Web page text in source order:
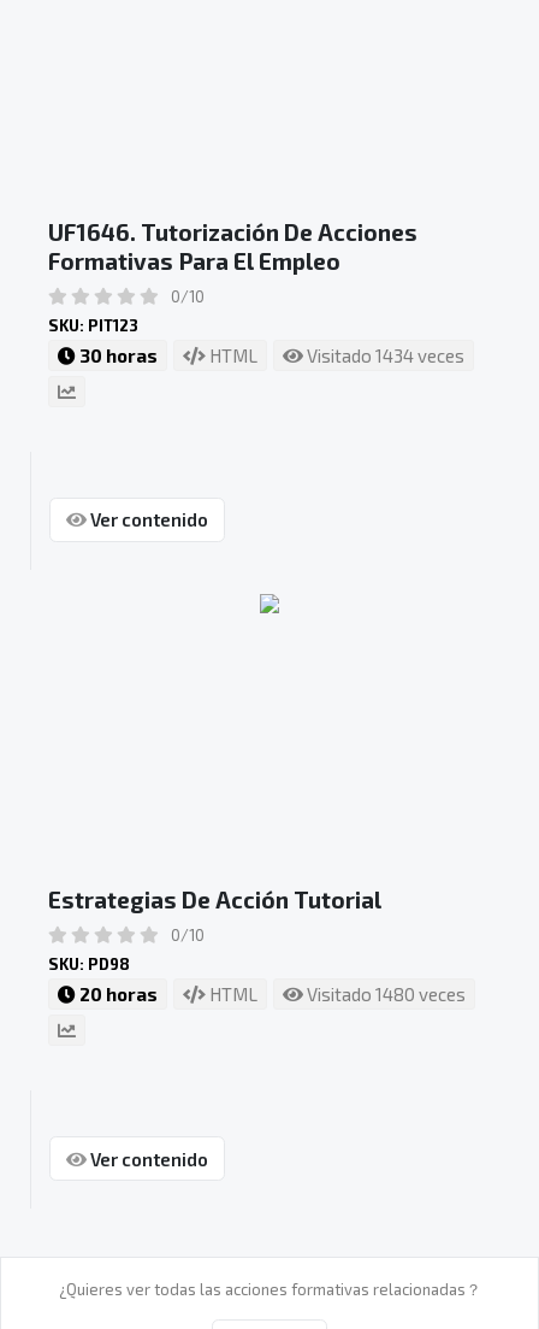
UF1646. Tutorización De Acciones
Formativas Para El Empleo
0/10
SKU: PIT123
30 horas HTML Visitado 1434 veces
Ver contenido
Estrategias De Acción Tutorial
0/10
SKU: PD98
20 horas HTML Visitado 1480 veces
Ver contenido
¿Quieres ver todas las acciones formativas relacionadas？